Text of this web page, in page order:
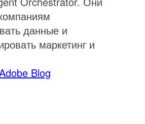
данные и
маркетинг и
Blog